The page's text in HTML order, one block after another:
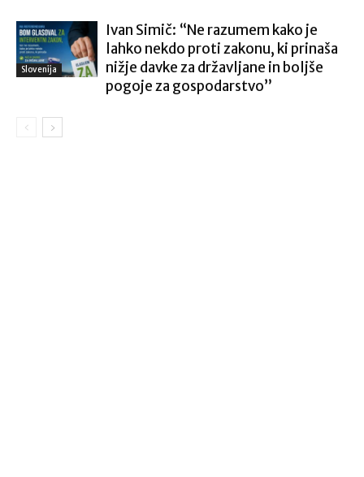
Slovenija
Ivan Simič: “Ne razumem kako je
lahko nekdo proti zakonu, ki prinaša
nižje davke za državljane in boljše
pogoje za gospodarstvo”